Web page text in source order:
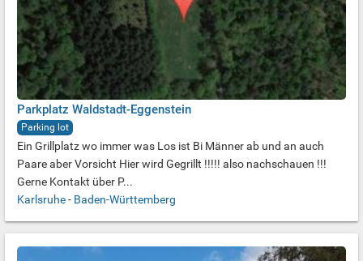
Parkplatz Waldstadt-Eggenstein
Parking lot
Ein Grillplatz wo immer was Los ist Bi Männer ab und an auch
Paare aber Vorsicht Hier wird Gegrillt !!!!! also nachschauen !!!
Gerne Kontakt über P...
Karlsruhe- Baden-Württemberg